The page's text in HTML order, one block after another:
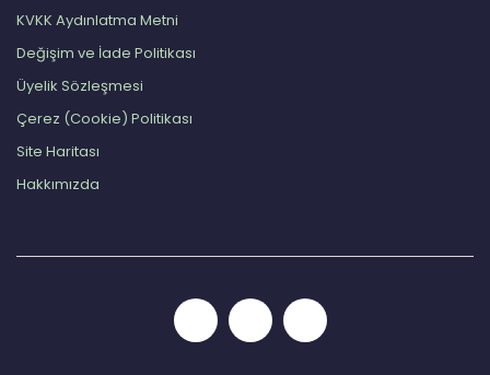
KVKK Aydınlatma Metni
Değişim ve İade Politikası
Üyelik Sözleşmesi
Çerez (Cookie) Politikası
Site Haritası
Hakkımızda